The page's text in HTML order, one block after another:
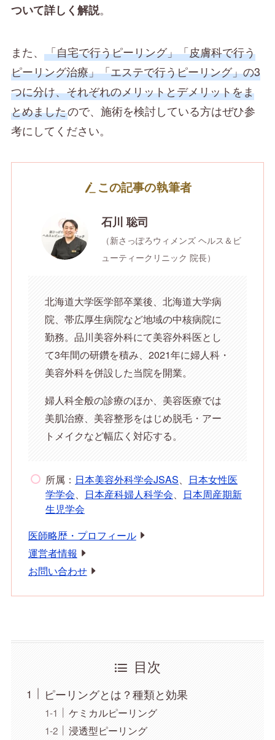
ついて詳しく解説。
また、 「自宅で行うピーリング」「皮膚科で行う
ピーリング治療」「エステで行うピーリング」の3
つに分け、それぞれのメリットとデメリットをま
とめましたので、施術を検討している方はぜひ参
考にしてください。
この記事の執筆者
石川 聡司
（新さっぽろウィメンズ ヘルス＆ビ
ューティークリニック 院長）
北海道大学医学部卒業後、北海道大学病
院、帯広厚生病院など地域の中核病院に
勤務。品川美容外科にて美容外科医とし
て3年間の研鑽を積み、2021年に婦人科・
美容外科を併設した当院を開業。
婦人科全般の診療のほか、美容医療では
美肌治療、美容整形をはじめ脱毛・アー
トメイクなど幅広く対応する。
所属： 日本美容外科学会JSAS、 日本女性医
学学会、 日本産科婦人科学会、 日本周産期新
生児学会
医師略歴・プロフィール
運営者情報
お問い合わせ
目次
ピーリングとは？種類と効果
ケミカルピーリング
浸透型ピーリング